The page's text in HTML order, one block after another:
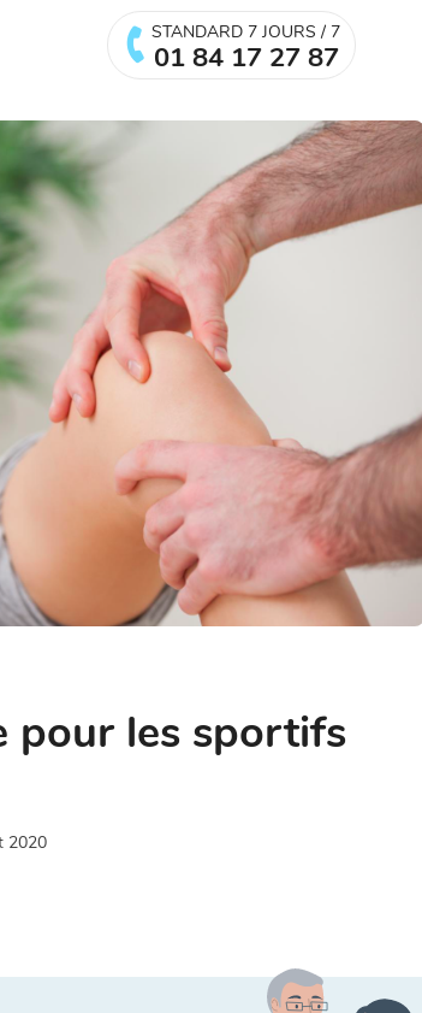
STANDARD 7 JOURS / 7
01 84 17 27 87
pour les sportifs
2020